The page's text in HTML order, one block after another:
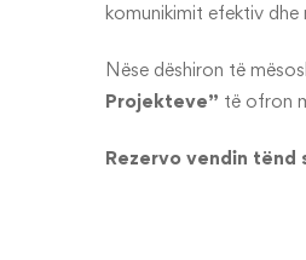
komunikimit efektiv
Nëse dëshiron të
Projekteve” të ofron
Rezervo vendin tënd